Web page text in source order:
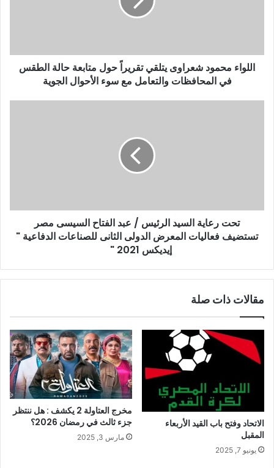
ر
اللواء محمود شعراوى يتلقي تقريراً حول متابعة حالة الطقس
في المحافظات والتعامل مع سوء الأحوال الجوية
تحت رعاية السيد الرئيس ‏‎/‎‏ عبد الفتاح السيسى مصر
تستضيف فعاليات المعرض الدولى الثانى للصناعات الدفاعية "
إيديكس 2021 ‏‏" ‏ ‏ ‏
مقالات ذات صلة
الاتحاد وفتح باب القيد الأربعاء
المقبل
يونيو 7, 2025
مخرج العتاولة 2 يكشف : هل ننتظر
جزء ثالث في رمضان 2026؟
مارس 3, 2025